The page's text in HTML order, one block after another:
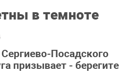
в темноте
Посадского
призывает - берегите